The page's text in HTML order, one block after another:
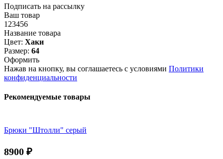
Подписать на рассылку
Ваш товар
123456
Название товара
Цвет: Хаки
Размер: 64
Оформить
Нажав на кнопку, вы соглашаетесь с условиями Политики
конфиденциальности
Рекомендуемые товары
Брюки "Штолли" серый
8900 ₽